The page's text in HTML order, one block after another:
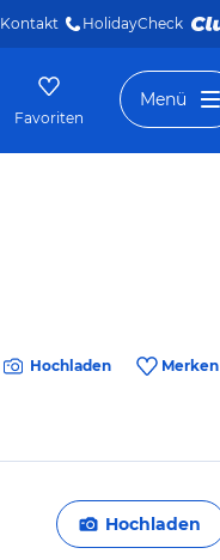
Kontakt HolidayCheck
Favoriten
Menü
Hochladen Merken
Hochladen